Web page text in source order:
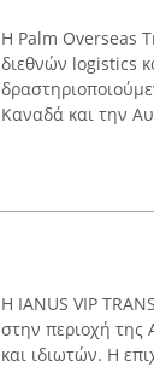
Η Palm Overseas
διεθνών logistics
Καναδά και την
Η IANUS VIP
στην περιοχή της
και ιδιωτών. Η